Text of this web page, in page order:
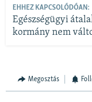
EHHEZ KAPCSOLÓDÓAN:
Egészségügyi
kormány nem
Megosztás